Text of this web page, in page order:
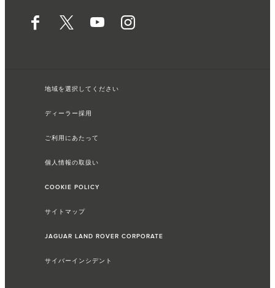
地域を選択してください
ディーラー採用
ご利用にあたって
個人情報の取扱い
COOKIE POLICY
サイトマップ
JAGUAR LAND ROVER CORPORATE
サイバーインシデント